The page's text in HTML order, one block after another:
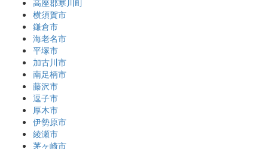
横須賀市
鎌倉市
海老名市
平塚市
加古川市
南足柄市
藤沢市
逗子市
厚木市
伊勢原市
綾瀬市
茅ヶ崎市